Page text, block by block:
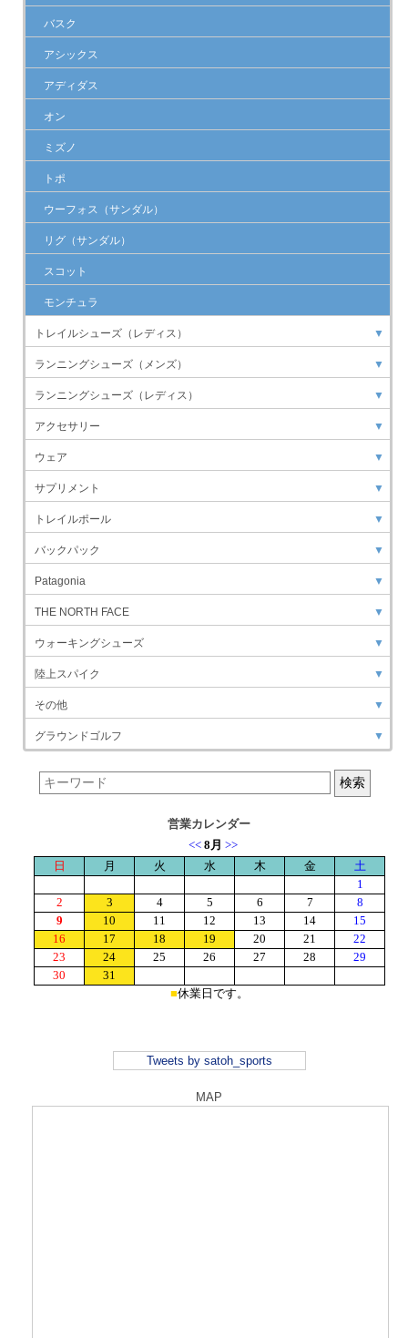
バスク
アシックス
アディダス
オン
ミズノ
トポ
ウーフォス（サンダル）
リグ（サンダル）
スコット
モンチュラ
トレイルシューズ（レディス） ▼
ランニングシューズ（メンズ） ▼
ランニングシューズ（レディス） ▼
アクセサリー ▼
ウェア ▼
サプリメント ▼
トレイルポール ▼
バックパック ▼
Patagonia ▼
THE NORTH FACE ▼
ウォーキングシューズ ▼
陸上スパイク ▼
その他 ▼
グラウンドゴルフ ▼
営業カレンダー
Tweets by satoh_sports
MAP